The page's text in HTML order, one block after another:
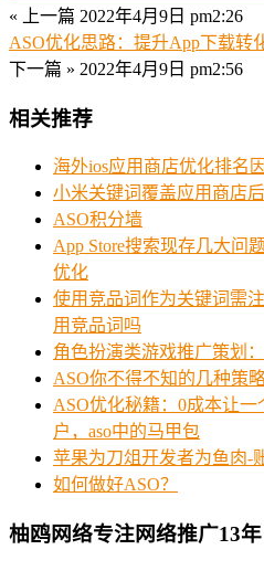
« 上一篇 2022年4月9日 pm2:26
ASO优化思路：提升App下载转
下一篇 » 2022年4月9日 pm2:56
相关推荐
海外ios应用商店优化排名
小米关键词覆盖应用商店
ASO积分墙
App Store搜索现存几大问
优化
使用竞品词作为关键词需
用竞品词吗
角色扮演类游戏推广策划
ASO你不得不知的几种策
ASO优化秘籍：0成本让
户，aso中的马甲包
苹果为刀俎开发者为鱼肉-
如何做好ASO？
柚鸥网络专注网络推广13年